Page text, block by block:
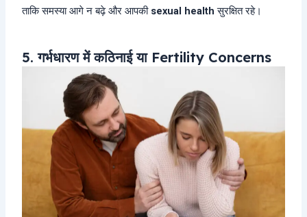
ताकि समस्या आगे न बढ़े और आपकी sexual health सुरक्षित रहे।
5. गर्भधारण में कठिनाई या Fertility Concerns